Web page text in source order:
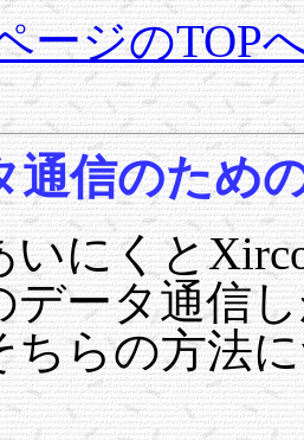
ージのTOP
通信のため
いにくと
データ通信
ちらの方法